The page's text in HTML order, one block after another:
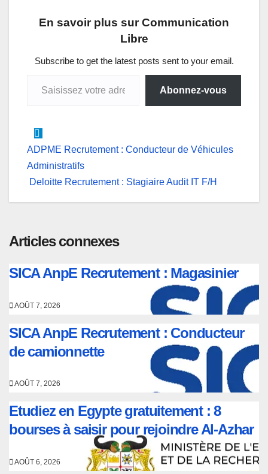
p
b
o
k
e
I
n
e
g
e
g
a
m
l
En savoir plus sur Communication
Libre
Subscribe to get the latest posts sent to your email.
Abonnez-vous
Navigation
de
l’article
ADPME Recrutement : Conducteur de Véhicules
Administratifs
Deloitte Recrutement : Stagiaire Audit IT F/H
Articles connexes
SICA AnpE Recrutement : Magasinier
AOÛT 7, 2026
SICA AnpE Recrutement : Conducteur
de camionnette
AOÛT 7, 2026
Etudiez en Egypte gratuitement : 8
bourses à saisir pour rejoindre Al-Azhar
AOÛT 6, 2026